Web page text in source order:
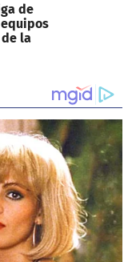
de
la